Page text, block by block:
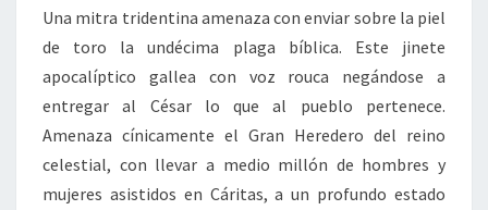
Una mitra tridentina amenaza con enviar sobre la piel
de toro la undécima plaga bíblica. Este jinete
apocalíptico gallea con voz rouca negándose a
entregar al César lo que al pueblo pertenece.
Amenaza cínicamente el Gran Heredero del reino
celestial, con llevar a medio millón de hombres y
mujeres asistidos en Cáritas, a un profundo estado